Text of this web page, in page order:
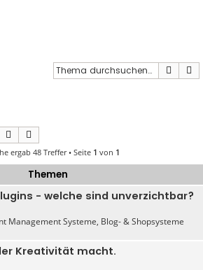
Suche
Suche
ergab 48 Treffer • Seite 1 von 1
Themen
- welche sind unverzichtbar?
Management Systeme, Blog- & Shopsysteme
Kreativität macht.